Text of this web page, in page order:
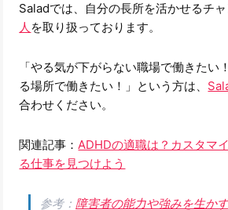
Saladでは、自分の長所を活かせるチ
人 を取り扱っております。
「やる気が下がらない職場で働きたい
る場所で働きたい！」という方は、
合わせください。
関連記事：ADHDの適職は？カスタマ
る仕事を見つけよう
参考：障害者の能力や強みを生か